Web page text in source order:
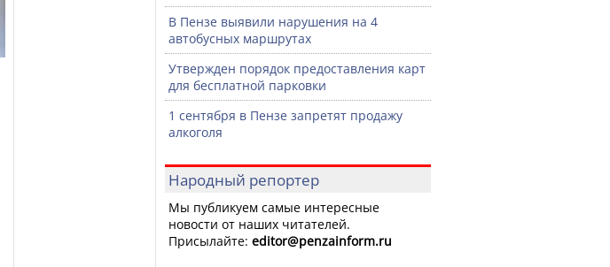
В Пензе выявили нарушения на 4
автобусных маршрутах
Утвержден порядок предоставления карт
для бесплатной парковки
1 сентября в Пензе запретят продажу
алкоголя
Народный репортер
Мы публикуем самые интересные
новости от наших читателей.
Присылайте: editor@penzainform.ru